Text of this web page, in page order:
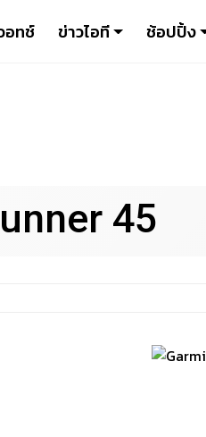
อทช์ ข่าวไอที ช้อปปิ้ง
45